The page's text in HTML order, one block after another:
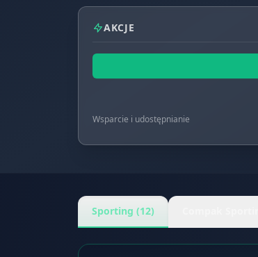
AKCJE
Wsparcie i udostępnianie
Sporting (12)